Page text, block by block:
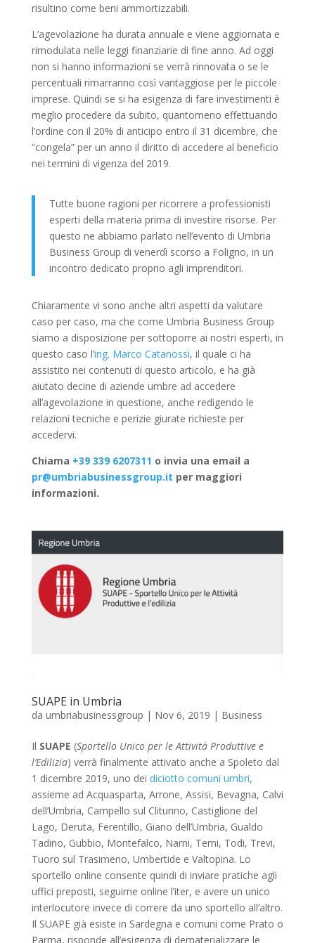
risultino come beni ammortizzabili.
L’agevolazione ha durata annuale e viene aggiornata e
rimodulata nelle leggi finanziarie di fine anno. Ad oggi
non si hanno informazioni se verrà rinnovata o se le
percentuali rimarranno così vantaggiose per le piccole
imprese. Quindi se si ha esigenza di fare investimenti è
meglio procedere da subito, quantomeno effettuando
l’ordine con il 20% di anticipo entro il 31 dicembre, che
“congela” per un anno il diritto di accedere al beneficio
nei termini di vigenza del 2019.
Tutte buone ragioni per ricorrere a professionisti
esperti della materia prima di investire risorse. Per
questo ne abbiamo parlato nell’evento di Umbria
Business Group di venerdì scorso a Foligno, in un
incontro dedicato proprio agli imprenditori.
Chiaramente vi sono anche altri aspetti da valutare
caso per caso, ma che come Umbria Business Group
siamo a disposizione per sottoporre ai nostri esperti, in
questo caso l’ing. Marco Catanossi, il quale ci ha
assistito nei contenuti di questo articolo, e ha già
aiutato decine di aziende umbre ad accedere
all’agevolazione in questione, anche redigendo le
relazioni tecniche e perizie giurate richieste per
accedervi.
Chiama +39 339 6207311 o invia una email a
pr@umbriabusinessgroup.it per maggiori
informazioni.
SUAPE in Umbria
da umbriabusinessgroup | Nov 6, 2019 | Business
Il SUAPE (Sportello Unico per le Attività Produttive e
l’Edilizia) verrà finalmente attivato anche a Spoleto dal
1 dicembre 2019, uno dei diciotto comuni umbri,
assieme ad Acquasparta, Arrone, Assisi, Bevagna, Calvi
dell’Umbria, Campello sul Clitunno, Castiglione del
Lago, Deruta, Ferentillo, Giano dell’Umbria, Gualdo
Tadino, Gubbio, Montefalco, Narni, Terni, Todi, Trevi,
Tuoro sul Trasimeno, Umbertide e Valtopina. Lo
sportello online consente quindi di inviare pratiche agli
uffici preposti, seguirne online l’iter, e avere un unico
interlocutore invece di correre da uno sportello all’altro.
Il SUAPE già esiste in Sardegna e comuni come Prato o
Parma, risponde all’esigenza di dematerializzare le